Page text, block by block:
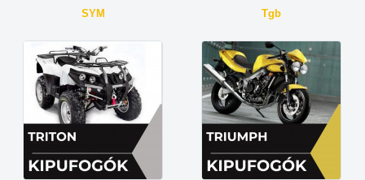
SYM Tgb